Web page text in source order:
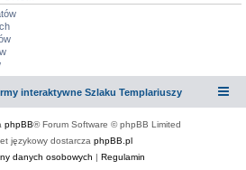
interaktywne Szlaku Templariuszy
phpBB® Forum Software © phpBB Limited
językowy dostarcza phpBB.pl
danych osobowych | Regulamin